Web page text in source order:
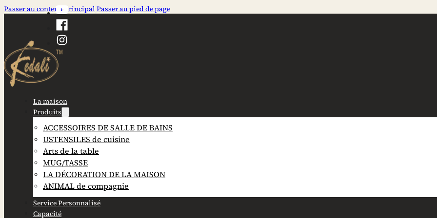
Passer au contenu principal Passer au pied de page
La maison
Produits
ACCESSOIRES DE SALLE DE BAINS
USTENSILES de cuisine
Arts de la table
MUG/TASSE
LA DÉCORATION DE LA MAISON
ANIMAL de compagnie
Service Personnalisé
Capacité